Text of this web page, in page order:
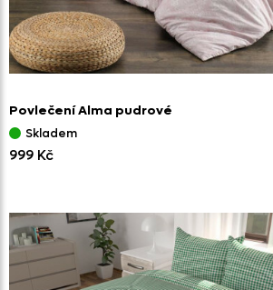
Povlečení Alma pudrové
Skladem
999 Kč